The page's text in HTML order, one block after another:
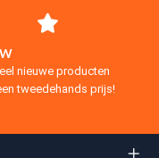
nieuwe producten
tweedehands prijs!